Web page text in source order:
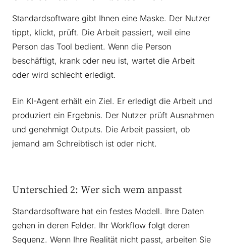
Standardsoftware gibt Ihnen eine Maske. Der Nutzer
tippt, klickt, prüft. Die Arbeit passiert, weil eine
Person das Tool bedient. Wenn die Person
beschäftigt, krank oder neu ist, wartet die Arbeit
oder wird schlecht erledigt.
Ein KI-Agent erhält ein Ziel. Er erledigt die Arbeit und
produziert ein Ergebnis. Der Nutzer prüft Ausnahmen
und genehmigt Outputs. Die Arbeit passiert, ob
jemand am Schreibtisch ist oder nicht.
Unterschied 2: Wer sich wem anpasst
Standardsoftware hat ein festes Modell. Ihre Daten
gehen in deren Felder. Ihr Workflow folgt deren
Sequenz. Wenn Ihre Realität nicht passt, arbeiten Sie